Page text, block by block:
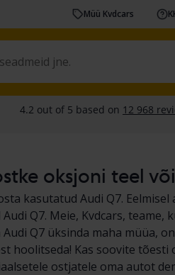
Müü Kvdcars
oksjoni teel
kasutatud Audi Q7.
Q7. Meie, Kvdcars, teame,
Q7 üksinda maha müüa,
hoolitseda! Kas soovite tõesti
ostjatele oma autot